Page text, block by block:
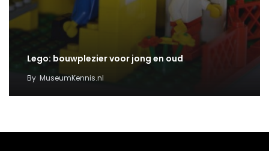
Lego: bouwplezier voor jong en oud
By MuseumKennis.nl